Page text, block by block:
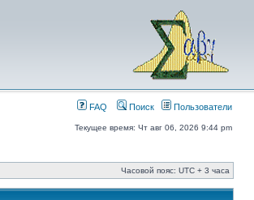
FAQ Поиск Пользователи
Текущее время: Чт авг 06, 2026 9:44 pm
Часовой пояс: UTC + 3 часа